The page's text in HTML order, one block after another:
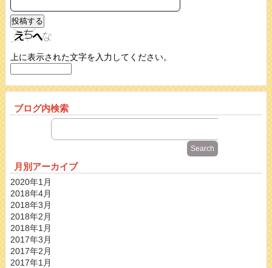
上に表示された文字を入力してください。
ブログ内検索
月別アーカイブ
2020年1月
2018年4月
2018年3月
2018年2月
2018年1月
2017年3月
2017年2月
2017年1月